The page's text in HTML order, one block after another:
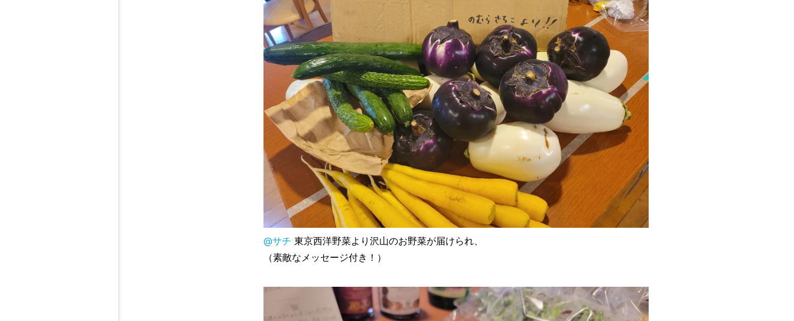
@サチ 東京西洋野菜より沢山のお野菜が届けられ、
（素敵なメッセージ付き！）